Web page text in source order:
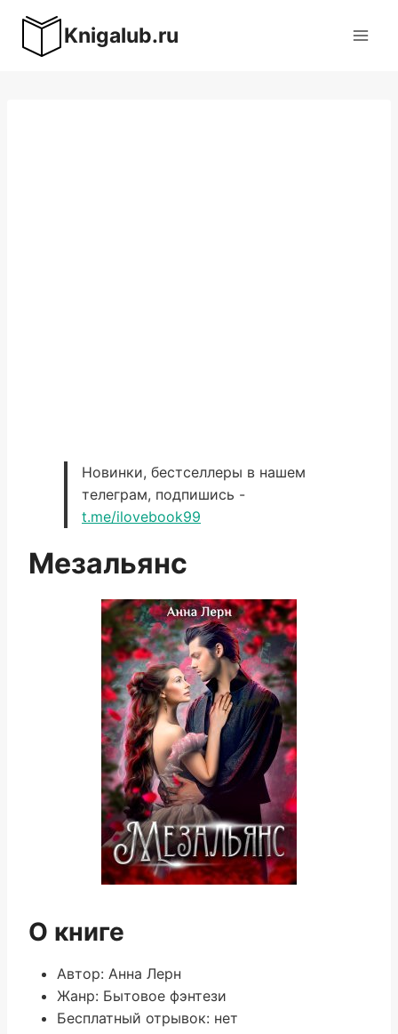
содержимому
Knigalub.ru
Новинки, бестселлеры в нашем
телеграм, подпишись -
t.me/ilovebook99
Мезальянс
О книге
Автор: Анна Лерн
Жанр: Бытовое фэнтези
Бесплатный отрывок: нет